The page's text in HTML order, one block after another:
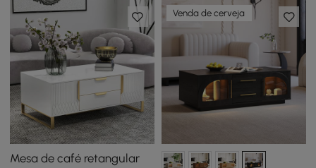
Mesa de café retangular
Venda de cerveja